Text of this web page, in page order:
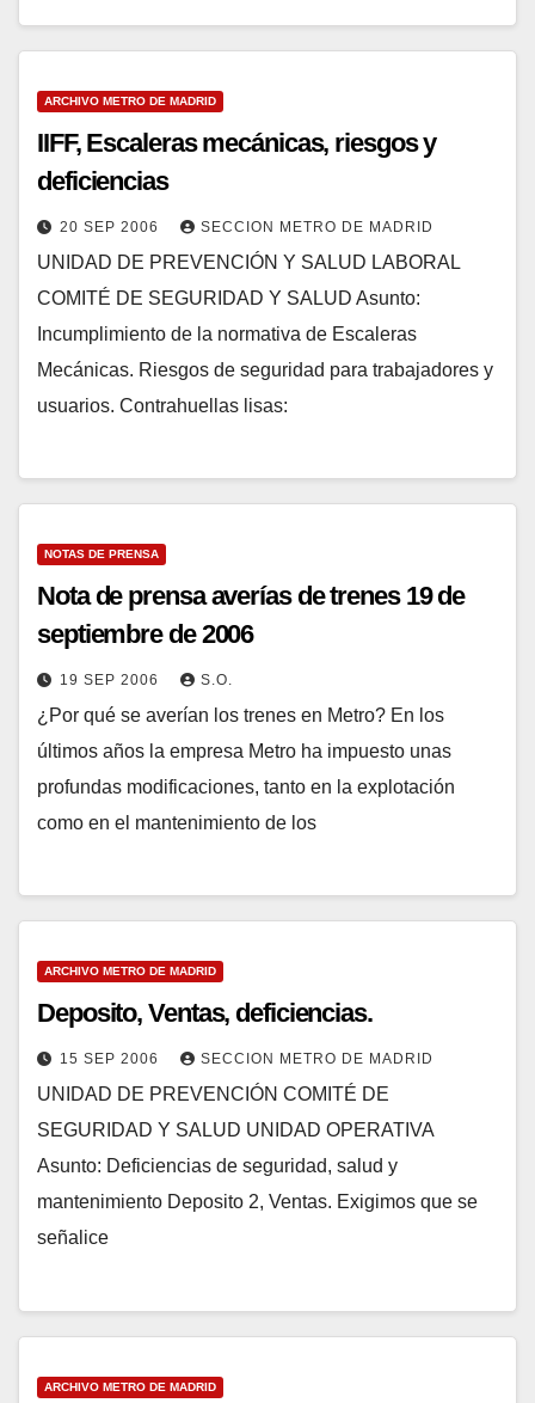
ARCHIVO METRO DE MADRID
IIFF, Escaleras mecánicas, riesgos y
deficiencias
20 SEP 2006 SECCION METRO DE MADRID
UNIDAD DE PREVENCIÓN Y SALUD LABORAL
COMITÉ DE SEGURIDAD Y SALUD Asunto:
Incumplimiento de la normativa de Escaleras
Mecánicas. Riesgos de seguridad para trabajadores y
usuarios. Contrahuellas lisas:
NOTAS DE PRENSA
Nota de prensa averías de trenes 19 de
septiembre de 2006
19 SEP 2006 S.O.
¿Por qué se averían los trenes en Metro? En los
últimos años la empresa Metro ha impuesto unas
profundas modificaciones, tanto en la explotación
como en el mantenimiento de los
ARCHIVO METRO DE MADRID
Deposito, Ventas, deficiencias.
15 SEP 2006 SECCION METRO DE MADRID
UNIDAD DE PREVENCIÓN COMITÉ DE
SEGURIDAD Y SALUD UNIDAD OPERATIVA
Asunto: Deficiencias de seguridad, salud y
mantenimiento Deposito 2, Ventas. Exigimos que se
señalice
ARCHIVO METRO DE MADRID